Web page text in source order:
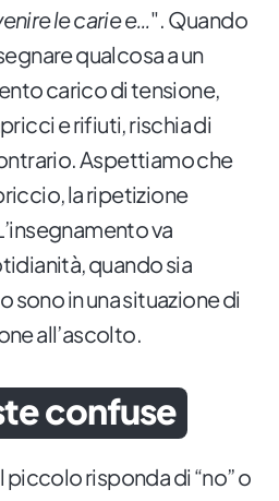
le carie e…". Quando
qualcosa a un
carico di tensione,
e rifiuti, rischia di
Aspettiamo che
la ripetizione
va
quando sia
sono in una situazione di
all’ascolto.
confuse
risponda di “no” o